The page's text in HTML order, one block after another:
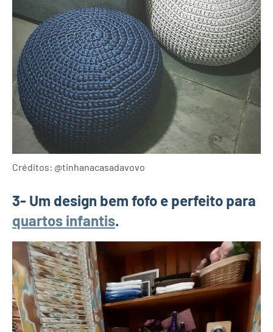
Créditos: @tinhanacasadavovo
3- Um design bem fofo e perfeito para
quartos infantis.